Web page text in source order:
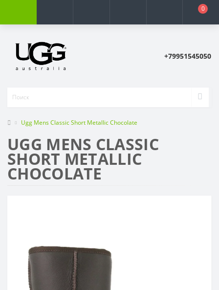
0
+79951545050
Ugg Mens Classic Short Metallic Chocolate
UGG MENS CLASSIC
SHORT METALLIC
CHOCOLATE